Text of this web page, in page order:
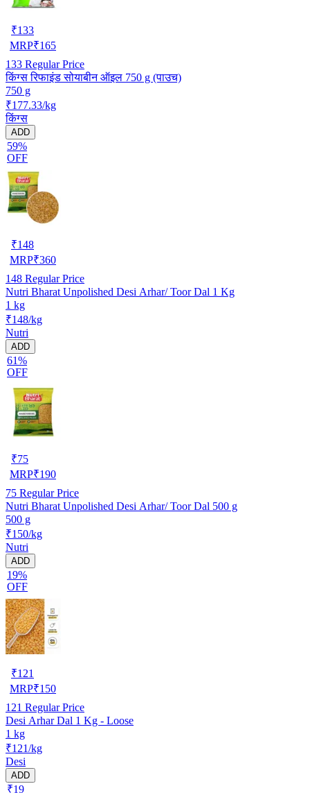
₹133
MRP₹165
133 Regular Price
किंग्स रिफाइंड सोयाबीन ऑइल 750 g (पाउच)
750 g
₹177.33/kg
किंग्स
ADD
59%
OFF
₹148
MRP₹360
148 Regular Price
Nutri Bharat Unpolished Desi Arhar/ Toor Dal 1 Kg
1 kg
₹148/kg
Nutri
ADD
61%
OFF
₹75
MRP₹190
75 Regular Price
Nutri Bharat Unpolished Desi Arhar/ Toor Dal 500 g
500 g
₹150/kg
Nutri
ADD
19%
OFF
₹121
MRP₹150
121 Regular Price
Desi Arhar Dal 1 Kg - Loose
1 kg
₹121/kg
Desi
ADD
₹19